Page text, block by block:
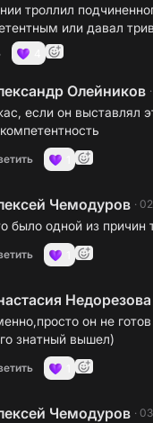
троллил
или давал
Олейников ·
если он выставлял
Чемодуров ·
было одной из причин
Недорезова
он не
знатный вышел)
Чемодуров ·